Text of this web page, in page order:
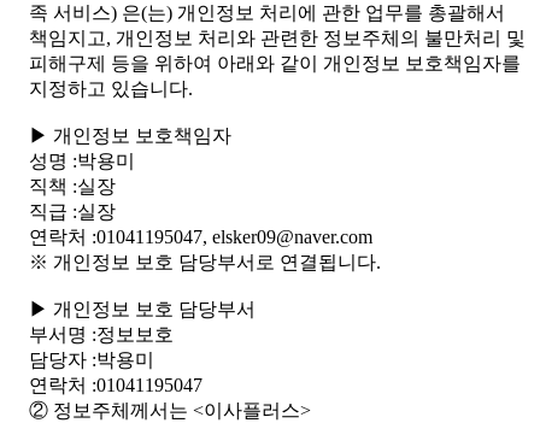
족 서비스) 은(는) 개인정보 처리에 관한 업무를 총괄해서
책임지고, 개인정보 처리와 관련한 정보주체의 불만처리 및
피해구제 등을 위하여 아래와 같이 개인정보 보호책임자를
지정하고 있습니다.
▶ 개인정보 보호책임자
성명 :박용미
직책 :실장
직급 :실장
연락처 :01041195047, elsker09@naver.com
※ 개인정보 보호 담당부서로 연결됩니다.
▶ 개인정보 보호 담당부서
부서명 :정보보호
담당자 :박용미
연락처 :01041195047
② 정보주체께서는 <이사플러스>